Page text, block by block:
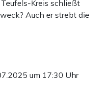
Teufels-Kreis schließt
Auch er strebt die
um 17:30 Uhr